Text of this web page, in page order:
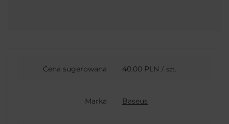
Cena sugerowana 40,00 PLN / szt.
Marka Baseus